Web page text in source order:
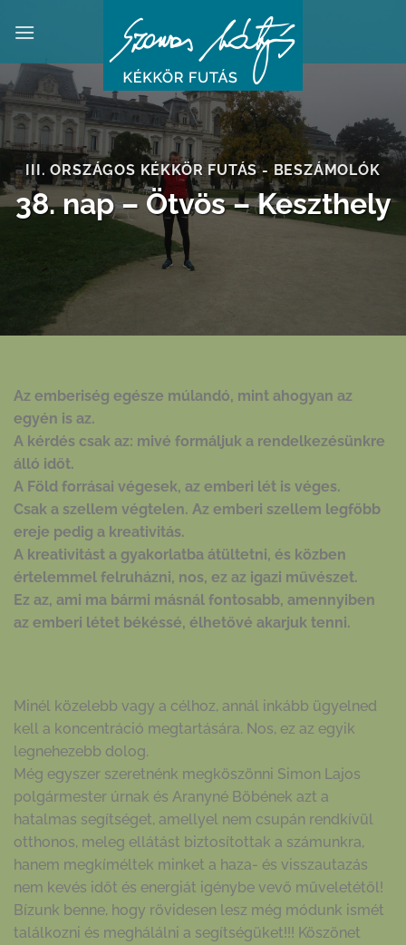
III. ORSZÁGOS KÉKKÖR FUTÁS - BESZÁMOLÓK
38. nap – Ötvös – Keszthely
Az emberiség egésze múlandó, mint ahogyan az
egyén is az.
A kérdés csak az: mivé formáljuk a rendelkezésünkre
álló időt.
A Föld forrásai végesek, az emberi lét is véges.
Csak a szellem végtelen. Az emberi szellem legfőbb
ereje pedig a kreativitás.
A kreativitást a gyakorlatba átültetni, és közben
értelemmel felruházni, nos, ez az igazi művészet.
Ez az, ami ma bármi másnál fontosabb, amennyiben
az emberi létet békéssé, élhetővé akarjuk tenni.
Minél közelebb vagy a célhoz, annál inkább ügyelned
kell a koncentráció megtartására. Nos, ez az egyik
legnehezebb dolog.
Még egyszer szeretnénk megköszönni Simon Lajos
polgármester úrnak és Aranyné Böbének azt a
hatalmas segítséget, amellyel nem csupán rendkívül
otthonos, meleg ellátást biztosítottak a számunkra,
hanem megkíméltek minket a haza- és visszautazás
nem kevés időt és energiát igénybe vevő műveletétől!
Bízunk benne, hogy rövidesen lesz még módunk ismét
találkozni és meghálálni a segítségüket!!! Köszönet